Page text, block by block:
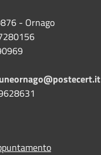
- Ornago